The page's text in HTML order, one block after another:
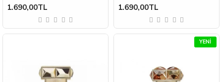
1.690,00TL 1.690,00TL
YENI